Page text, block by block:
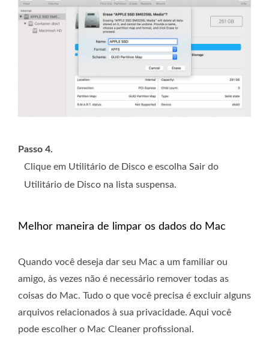
Passo 4.
Clique em Utilitário de Disco e escolha Sair do
Utilitário de Disco na lista suspensa.
Melhor maneira de limpar os dados do Mac
Quando você deseja dar seu Mac a um familiar ou
amigo, às vezes não é necessário remover todas as
coisas do Mac. Tudo o que você precisa é excluir alguns
arquivos relacionados à sua privacidade. Aqui você
pode escolher o Mac Cleaner profissional.